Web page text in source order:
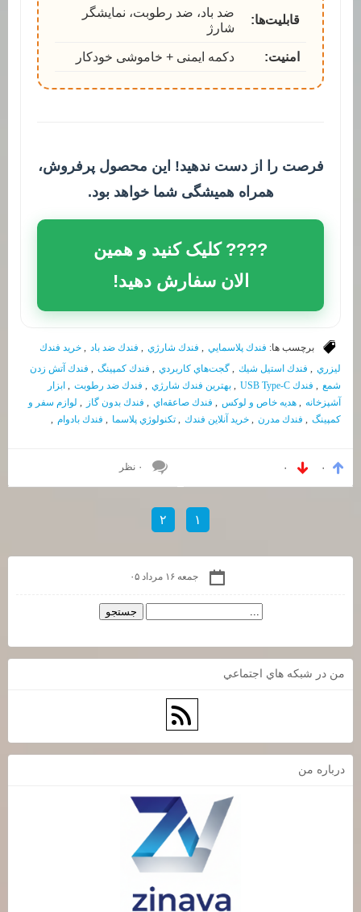
قابلیت‌ها:
ضد باد، ضد رطوبت، نمایشگر
شارژ
امنیت: دکمه ایمنی + خاموشی خودکار
فرصت را از دست ندهید! این محصول پرفروش،
همراه همیشگی شما خواهد بود.
???? کلیک کنید و همین
الان سفارش دهید!
برچسب ها: فندك پلاسمايي , فندك شارژي , فندك ضد باد , خريد فندك
ليزري , فندك استيل شيك , گجت‌هاي كاربردي , فندك كمپينگ , فندك آتش زدن
شمع , فندك USB Type-C , بهترين فندك شارژي , فندك ضد رطوبت , ابزار
آشپزخانه , هديه خاص و لوكس , فندك صاعقه‌اي , فندك بدون گاز , لوازم سفر و
كمپينگ , فندك مدرن , خريد آنلاين فندك , تكنولوژي پلاسما , فندك بادوام ,
۰ ۰ ۰ نظر
۱ ۲
جمعه ۱۶ مرداد ۰۵
من در شبكه هاي اجتماعي
درباره من